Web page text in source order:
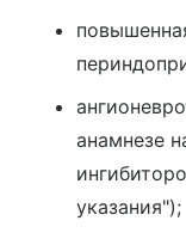
анамнезе
указания");